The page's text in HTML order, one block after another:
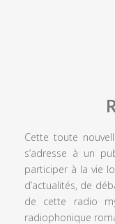
Cette toute
s’adresse à un
participer à la vie
d’actualités, de
de cette radio
radiophonique